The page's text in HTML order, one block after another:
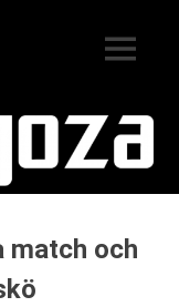
MENY
match och